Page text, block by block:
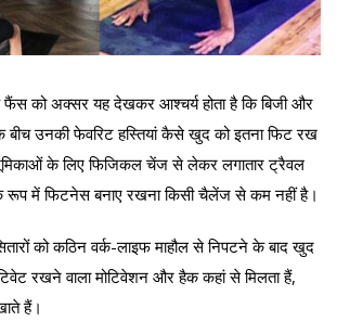
को अक्सर यह देखकर आश्चर्य होता है कि बिजी और
बीच उनकी फेवरिट हस्तियां कैसे खुद को इतना फिट रख
के लिए फिजिकल चेंज से लेकर लगातार ट्रैवल
में फिटनेस बनाए रखना किसी चैलेंज से कम नहीं है।
को कठिन वर्क-लाइफ माहौल से निपटने के बाद खुद
रखने वाला मोटिवेशन और हैक कहां से मिलता हैं,
हैं।